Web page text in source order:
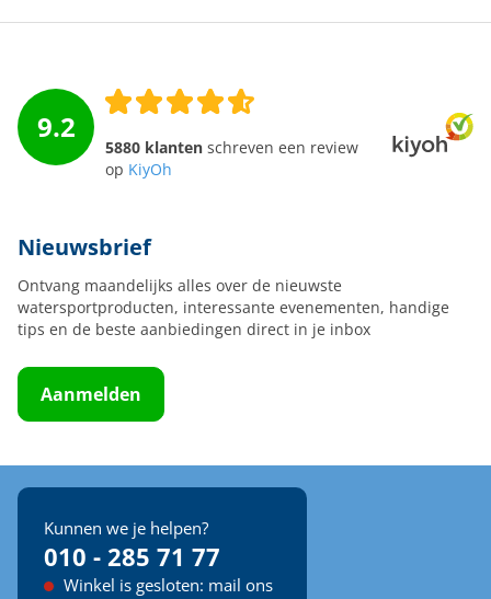
9.2
5880 klanten schreven een review
op KiyOh
Nieuwsbrief
Ontvang maandelijks alles over de nieuwste
watersportproducten, interessante evenementen, handige
tips en de beste aanbiedingen direct in je inbox
Aanmelden
Kunnen we je helpen?
010 - 285 71 77
Winkel is gesloten: mail ons